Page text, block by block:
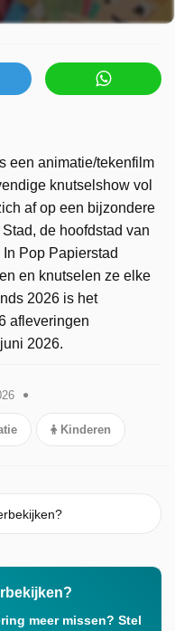
een animatie/tekenfilm
knutselshow vol
af op een bijzondere
de hoofdstad van
Pop Papierstad
en knutselen ze elke
2026 is het
afleveringen
2026.
Kinderen
meer missen? Stel